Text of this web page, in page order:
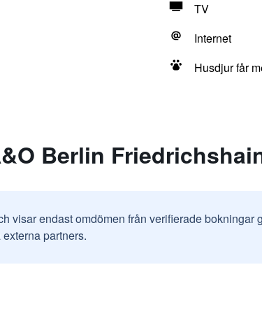
TV
Internet
Husdjur får
Berlin
visar endast omdömen från verifierade
partners.